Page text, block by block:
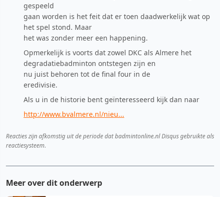
gespeeld
gaan worden is het feit dat er toen daadwerkelijk wat op
het spel stond. Maar
het was zonder meer een happening.
Opmerkelijk is voorts dat zowel DKC als Almere het
degradatiebadminton ontstegen zijn en
nu juist behoren tot de final four in de
eredivisie.
Als u in de historie bent geïnteresseerd kijk dan naar
http://www.bvalmere.nl/nieu...
Reacties zijn afkomstig uit de periode dat badmintonline.nl Disqus gebruikte als
reactiesysteem.
Meer over dit onderwerp